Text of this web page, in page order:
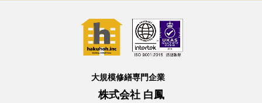
大規模修繕専門企業
株式会社 白鳳